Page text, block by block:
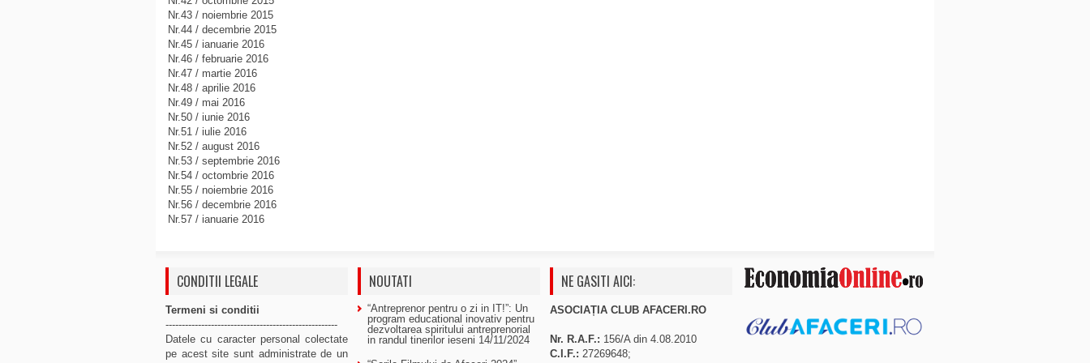
Nr.43 / noiembrie 2015
Nr.44 / decembrie 2015
Nr.45 / ianuarie 2016
Nr.46 / februarie 2016
Nr.47 / martie 2016
Nr.48 / aprilie 2016
Nr.49 / mai 2016
Nr.50 / iunie 2016
Nr.51 / iulie 2016
Nr.52 / august 2016
Nr.53 / septembrie 2016
Nr.54 / octombrie 2016
Nr.55 / noiembrie 2016
Nr.56 / decembrie 2016
Nr.57 / ianuarie 2016
CONDITII LEGALE
Termeni si conditii
-----------------------------------------------------
Datele cu caracter personal colectate
pe acest site sunt administrate de un
NOUTATI
“Antreprenor pentru o zi in IT!”: Un
program educational inovativ pentru
dezvoltarea spiritului antreprenorial
in randul tinerilor ieseni 14/11/2024
NE GASITI AICI:
ASOCIAȚIA CLUB AFACERI.RO
Nr. R.A.F.: 156/A din 4.08.2010
C.I.F.: 27269648;